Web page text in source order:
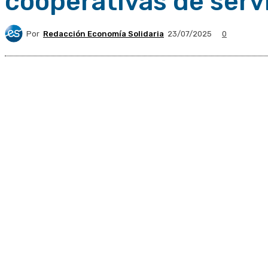
Por Redacción Economía Solidaria 23/07/2025 0